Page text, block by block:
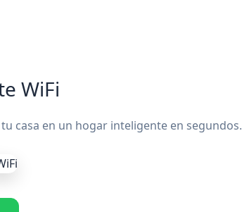
WiFi
casa en un hogar inteligente en segundos.